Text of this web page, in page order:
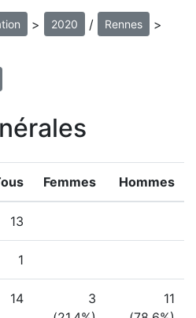
> 2020 / Rennes >
Femmes Hommes
13
1
14
3
11